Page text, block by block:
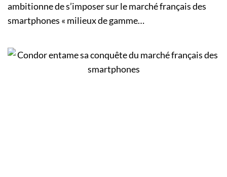
ambitionne de s’imposer sur le marché français des
smartphones « milieux de gamme…